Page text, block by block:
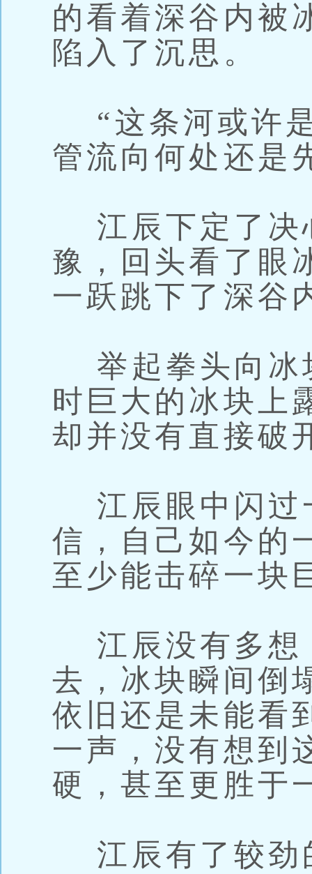
的看着深谷内被
陷入了沉思。
“这条河或许
管流向何处还是
江辰下定了决
豫，回头看了眼
一跃跳下了深谷
举起拳头向冰
时巨大的冰块上
却并没有直接破
江辰眼中闪过
信，自己如今的
至少能击碎一块
江辰没有多想
去，冰块瞬间倒
依旧还是未能看
一声，没有想到
硬，甚至更胜于
江辰有了较劲